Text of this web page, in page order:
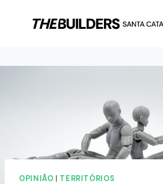
OPINIÃO TERRITÓRIOS